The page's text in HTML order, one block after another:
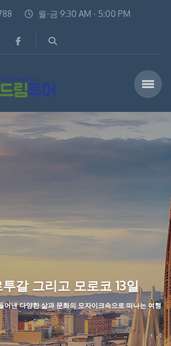
월-금 9:30 AM - 5:00 PM
갈 그리고 모로코 13일
어낸 다양한 삶과 문화의 모자이크속으로 떠나는 여행